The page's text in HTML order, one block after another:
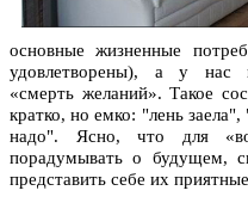
основные жизненные
удовлетворены), а у нас
«смерть желаний». Такое
кратко, но емко: "лень
надо". Ясно, что для
порадумывать о будущем,
представить себе их